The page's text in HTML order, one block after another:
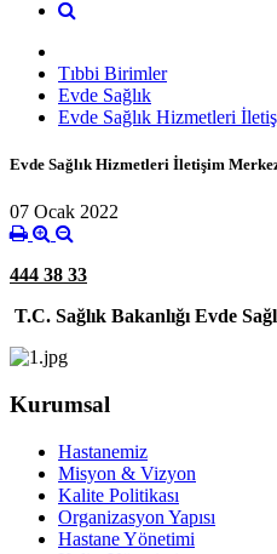
Tıbbi Birimler
Evde Sağlık
Evde Sağlık Hizmetleri
Evde Sağlık Hizmetleri İletişim
07 Ocak 2022
444 38 33
T.C. Sağlık Bakanlığı Evde
Kurumsal
Hastanemiz
Misyon & Vizyon
Kalite Politikası
Organizasyon Yapısı
Hastane Yönetimi